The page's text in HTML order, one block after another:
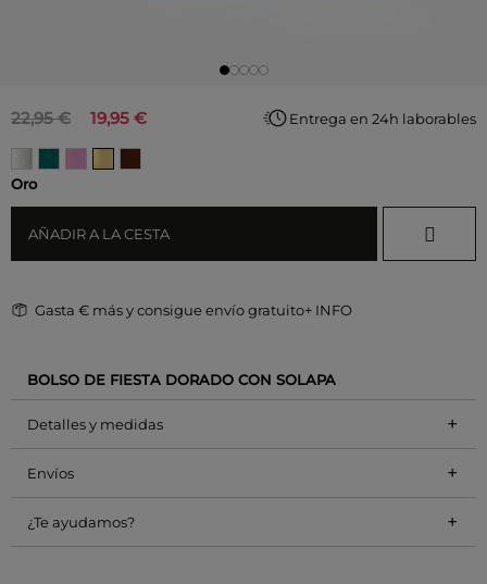
19,95 €
22,95 €
Oro
AÑADIR A LA CESTA
Entrega en 24h laborables
Gasta € más y consigue envío gratuito+ INFO
BOLSO DE FIESTA DORADO CON SOLAPA
Detalles y medidas +
Envíos +
¿Te ayudamos? +